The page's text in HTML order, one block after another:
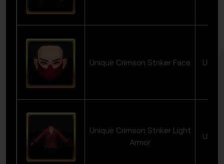
Unique Crimson Striker Face
Unique Crimson Striker Light
Armor